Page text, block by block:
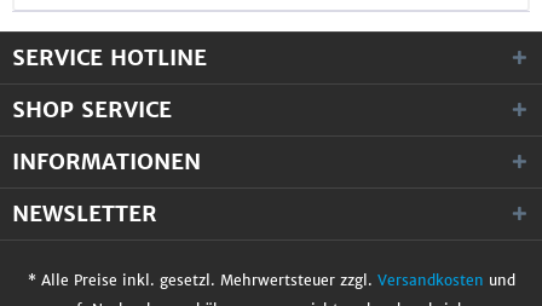
SERVICE HOTLINE
SHOP SERVICE
INFORMATIONEN
NEWSLETTER
* Alle Preise inkl. gesetzl. Mehrwertsteuer zzgl. Versandkosten und